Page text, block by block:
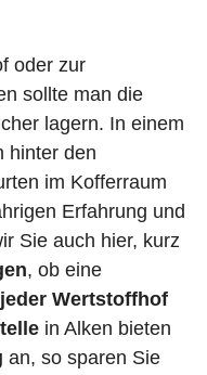
oder zur
sollte man die
lagern. In einem
hinter den
im Kofferraum
Erfahrung und
Sie auch hier, kurz
, ob eine
Wertstoffhof
in Alken bieten
an, so sparen Sie